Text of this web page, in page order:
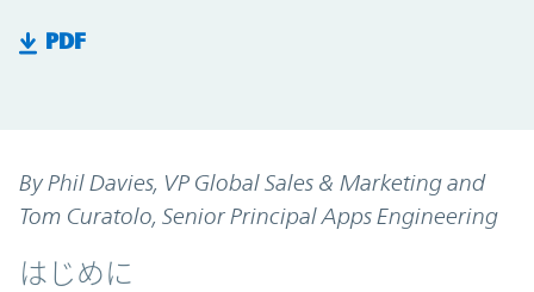
PDF
By Phil Davies, VP Global Sales & Marketing and
Tom Curatolo, Senior Principal Apps Engineering
はじめに